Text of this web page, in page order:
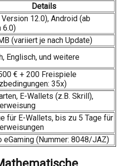
Details
Version 12.0), Android (ab
6.0)
(variiert je nach Update)
Englisch, und weitere
€ + 200 Freispiele
35x)
E-Wallets (z.B. Skrill),
für E-Wallets, bis zu 5 Tage für
eGaming (Nummer: 8048/JAZ)